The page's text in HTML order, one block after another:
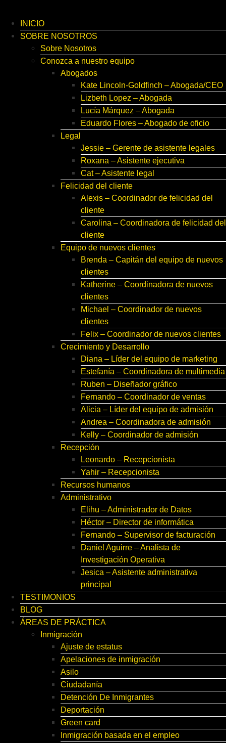
INICIO
SOBRE NOSOTROS
Sobre Nosotros
Conozca a nuestro equipo
Abogados
Kate Lincoln-Goldfinch – Abogada/CEO
Lizbeth Lopez – Abogada
Lucía Márquez – Abogada
Eduardo Flores – Abogado de oficio
Legal
Jessie – Gerente de asistente legales
Roxana – Asistente ejecutiva
Cat – Asistente legal
Felicidad del cliente
Alexis – Coordinador de felicidad del
cliente
Carolina – Coordinadora de felicidad del
cliente
Equipo de nuevos clientes
Brenda – Capitán del equipo de nuevos
clientes
Katherine – Coordinadora de nuevos
clientes
Michael – Coordinador de nuevos
clientes
Felix – Coordinador de nuevos clientes
Crecimiento y Desarrollo
Diana – Líder del equipo de marketing
Estefanía – Coordinadora de multimedia
Ruben – Diseñador gráfico
Fernando – Coordinador de ventas
Alicia – Líder del equipo de admisión
Andrea – Coordinadora de admisión
Kelly – Coordinador de admisión
Recepción
Leonardo – Recepcionista
Yahir – Recepcionista
Recursos humanos
Administrativo
Elihu – Administrador de Datos
Héctor – Director de informática
Fernando – Supervisor de facturación
Daniel Aguirre – Analista de
Investigación Operativa
Jesica – Asistente administrativa
principal
TESTIMONIOS
BLOG
ÁREAS DE PRÁCTICA
Inmigración
Ajuste de estatus
Apelaciones de inmigración
Asilo
Ciudadanía
Detención De Inmigrantes
Deportación
Green card
Inmigración basada en el empleo